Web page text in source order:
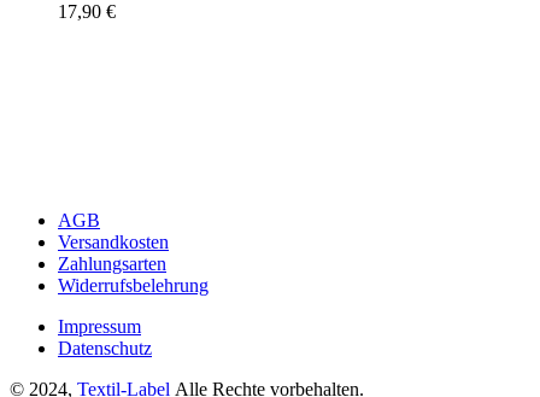
17,90 €
AGB
Versandkosten
Zahlungsarten
Widerrufsbelehrung
Impressum
Datenschutz
© 2024, Textil-Label Alle Rechte vorbehalten.